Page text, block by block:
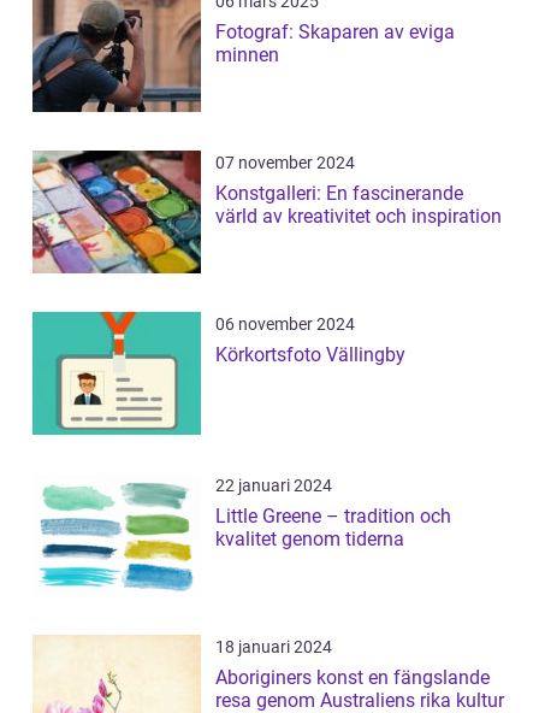
Fotograf: Skaparen av eviga
minnen
07 november 2024
Konstgalleri: En fascinerande
värld av kreativitet och inspiration
06 november 2024
Körkortsfoto Vällingby
22 januari 2024
Little Greene – tradition och
kvalitet genom tiderna
18 januari 2024
Aboriginers konst en fängslande
resa genom Australiens rika kultur